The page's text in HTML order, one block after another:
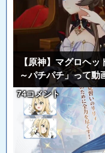
【原神】マグロヘ
～パチパチ」って動
74コメント